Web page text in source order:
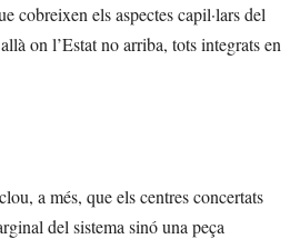
cobreixen els aspectes capil·lars del
on l’Estat no arriba, tots integrats en
a més, que els centres concertats
del sistema sinó una peça